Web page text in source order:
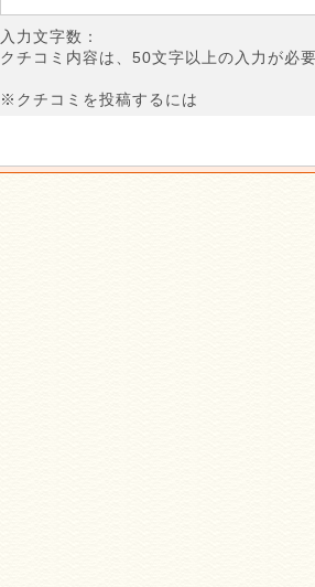
入力文字数：
クチコミ内容は、50文字以上の入力が必
※クチコミを投稿するには